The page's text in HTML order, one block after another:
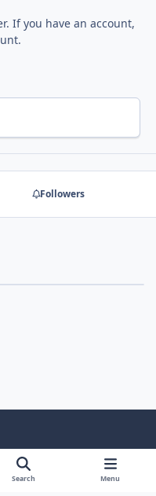
If you have an account,
Followers
a
y
o
Search Menu